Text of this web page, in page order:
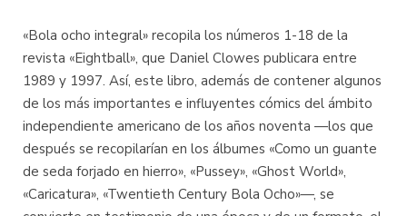
«Bola ocho integral» recopila los números 1-18 de la
revista «Eightball», que Daniel Clowes publicara entre
1989 y 1997. Así, este libro, además de contener algunos
de los más importantes e influyentes cómics del ámbito
independiente americano de los años noventa —los que
después se recopilarían en los álbumes «Como un guante
de seda forjado en hierro», «Pussey», «Ghost World»,
«Caricatura», «Twentieth Century Bola Ocho»—, se